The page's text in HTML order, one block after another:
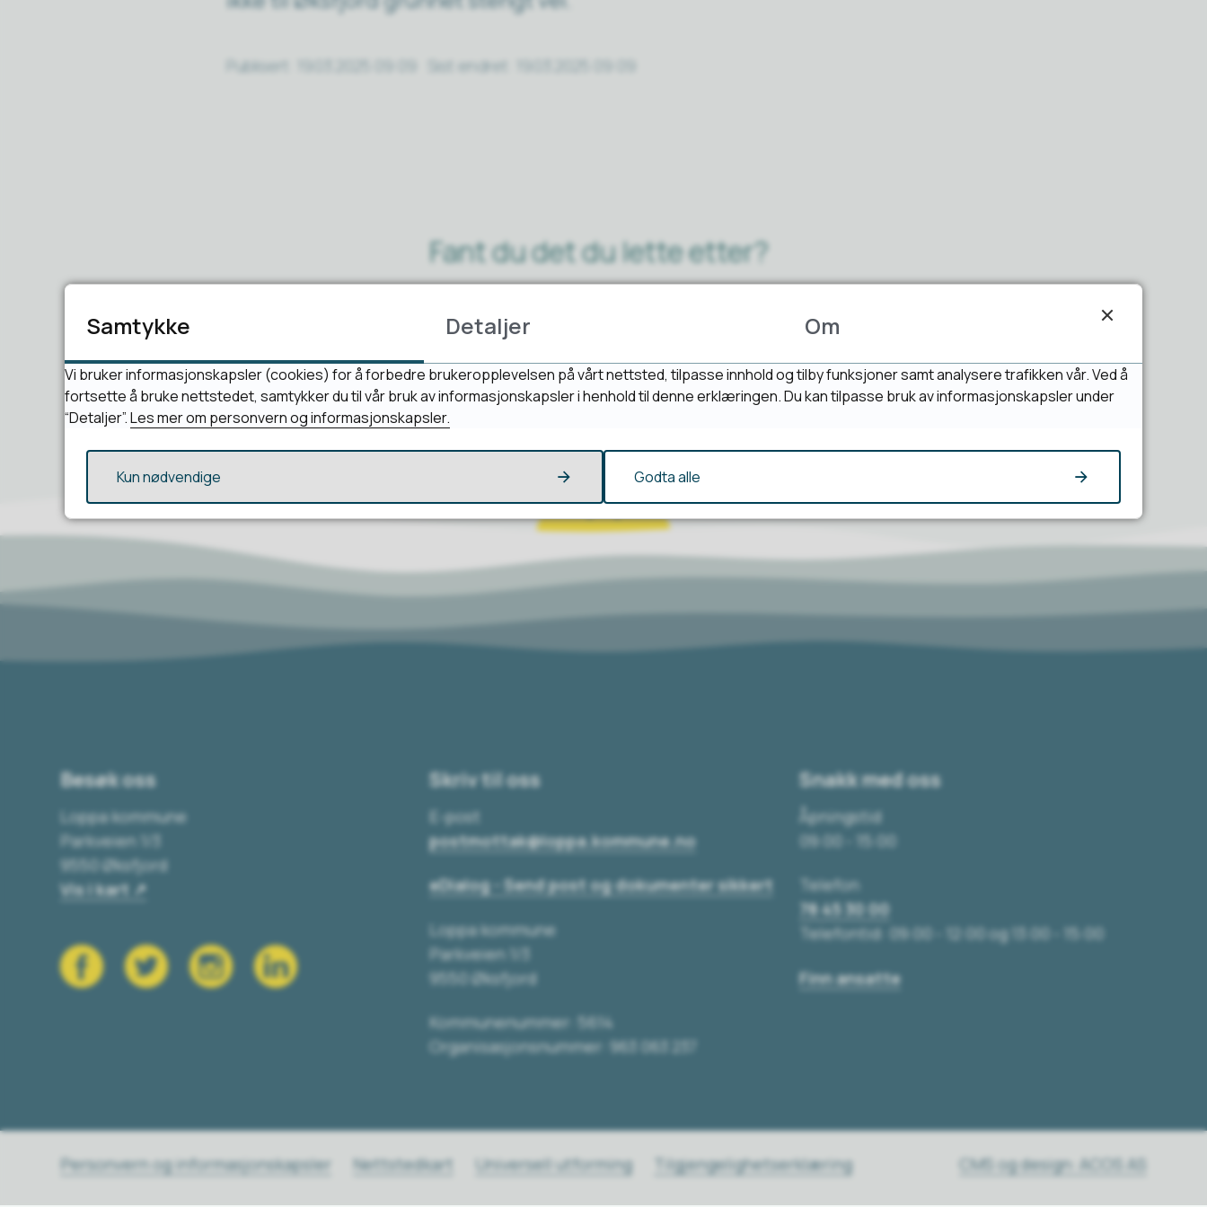
Publisert Sist endret
Fant du det du lette etter?
Besøk oss
Loppa kommune
Parkveien 1/3
9550 Øksfjord
Vis i kart
Skriv til oss
E-post
postmottak@loppa.kommune.no
eDialog - Send post og dokumenter sikkert
Loppa kommune
Parkveien 1/3
9550 Øksfjord
Kommunenummer: 5614
Organisasjonsnummer: 963 063 237
Snakk med oss
Åpningstid
09:00 - 15:00
Telefon
78 45 30 00
Telefontid: 09:00 - 12:00 og 13:00 - 15:00
Finn ansatte
Personvern og informasjonskapsler CMS og design: ACOS AS
Nettstedkart Universell utforming Tilgjengelighetserklæring
Samtykke Detaljer Om
Vi bruker informasjonskapsler (cookies) for å forbedre brukeropplevelsen på vårt nettsted, tilpasse innhold og tilby funksjoner samt analysere trafikken vår. Ved å
fortsette å bruke nettstedet, samtykker du til vår bruk av informasjonskapsler i henhold til denne erklæringen. Du kan tilpasse bruk av informasjonskapsler under
“Detaljer”.Les mer om personvern og informasjonskapsler.
Kun nødvendige Godta alle